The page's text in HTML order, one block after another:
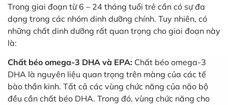
Trong giai đoạn từ 6 – 24 tháng tuổi trẻ cần có sự đa
dạng trong các nhóm dinh dưỡng chính. Tuy nhiên, có
những chất dinh dưỡng rất quan trọng cho giai đoạn này
là:
Chất béo omega-3 DHA và EPA: Chất béo omega-3
DHA là nguyên liệu quan trọng trên màng của các tế
bào thần kinh. Tất cả các vùng chức năng của não bộ
đều cần chất béo DHA. Trong đó, vùng chức năng cho